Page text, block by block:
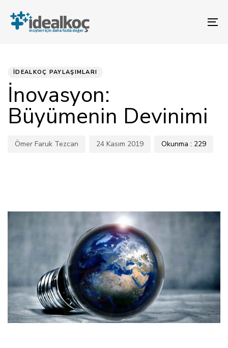
atla
gezinme
bölümüne
atlaİDEALKOÇ PAYLAŞIMLARI
İnovasyon:
Büyümenin Devinimi
Ömer Faruk Tezcan 24 Kasım 2019 Okunma : 229